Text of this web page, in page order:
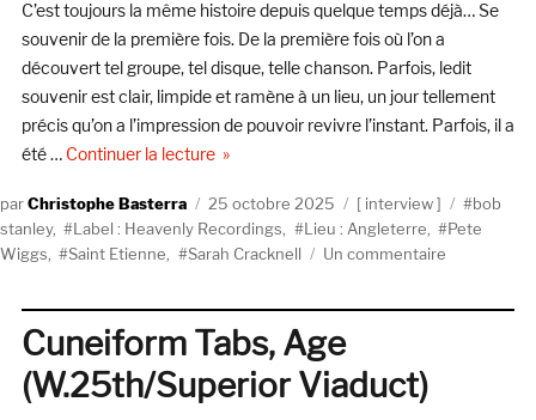
C’est toujours la même histoire depuis quelque temps déjà… Se
souvenir de la première fois. De la première fois où l’on a
découvert tel groupe, tel disque, telle chanson. Parfois, ledit
souvenir est clair, limpide et ramène à un lieu, un jour tellement
précis qu’on a l’impression de pouvoir revivre l’instant. Parfois, il a
été … Continuer la lecturede « Saint Etienne, le dernier disque du
AuteurChristophe Basterra
Publié
le
25 octobre 2025 Catégories
interview
bob
stanley, Label : Heavenly Recordings Lieu : Angleterre
Pete
Wiggs
Saint Etienne Sarah Cracknell Un commentairesur
Cuneiform Tabs, Age
(W.25th/Superior Viaduct)